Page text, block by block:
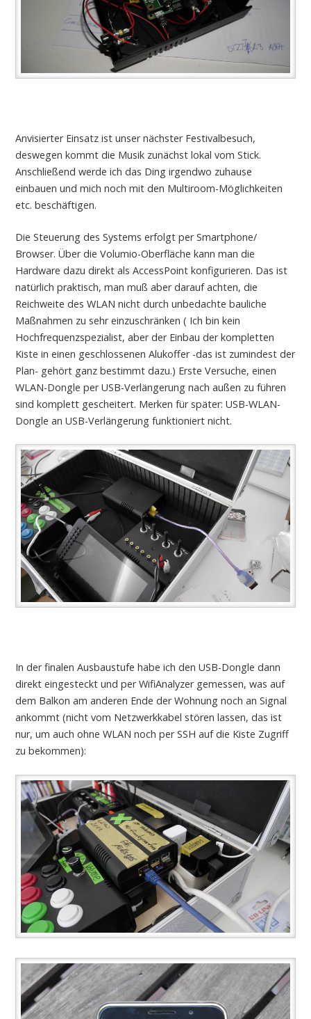
Anvisierter Einsatz ist unser nächster Festivalbesuch,
deswegen kommt die Musik zunächst lokal vom Stick.
Anschließend werde ich das Ding irgendwo zuhause
einbauen und mich noch mit den Multiroom-Möglichkeiten
etc. beschäftigen.
Die Steuerung des Systems erfolgt per Smartphone/
Browser. Über die Volumio-Oberfläche kann man die
Hardware dazu direkt als AccessPoint konfigurieren. Das ist
natürlich praktisch, man muß aber darauf achten, die
Reichweite des WLAN nicht durch unbedachte bauliche
Maßnahmen zu sehr einzuschränken ( Ich bin kein
Hochfrequenzspezialist, aber der Einbau der kompletten
Kiste in einen geschlossenen Alukoffer -das ist zumindest der
Plan- gehört ganz bestimmt dazu.) Erste Versuche, einen
WLAN-Dongle per USB-Verlängerung nach außen zu führen
sind komplett gescheitert. Merken für später: USB-WLAN-
Dongle an USB-Verlängerung funktioniert nicht.
In der finalen Ausbaustufe habe ich den USB-Dongle dann
direkt eingesteckt und per WifiAnalyzer gemessen, was auf
dem Balkon am anderen Ende der Wohnung noch an Signal
ankommt (nicht vom Netzwerkkabel stören lassen, das ist
nur, um auch ohne WLAN noch per SSH auf die Kiste Zugriff
zu bekommen):